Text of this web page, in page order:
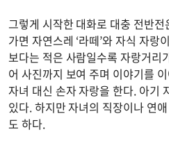
그렇게 시작한 대화로 대충 전반
가면 자연스레 ‘라떼’와 자식 자랑
보다는 적은 사람일수록 자랑거리
어 사진까지 보여 주며 이야기를
자녀 대신 손자 자랑을 한다. 아기
있다. 하지만 자녀의 직장이나 연
도 하다.